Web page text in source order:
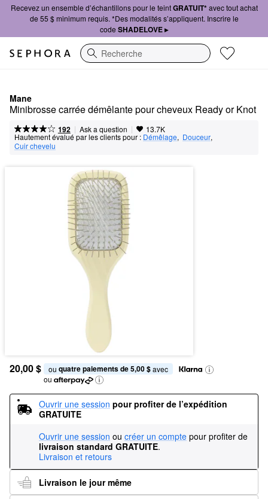
Recevez un ensemble d’échantillons pour le teintGRATUIT*avec tout achat
de 55 $ minimum requis. *Des modalités s’appliquent. Inscrire le
code SHADELOVE ▸
Recherche
Mane
Minibrosse carrée démêlante pour cheveux Ready or Knot
192 | Ask a question | 13.7K
Hautement évalué par les clients pour : Démêlage, Douceur,
Cuir chevelu
20,00 $ ou quatre paiements de 5,00 $ avec
ou
Ouvrir une session pour profiter de l’expédition
GRATUITE
Ouvrir une session ou créer un compte pour profiter de
livraison standard GRATUITE.
Livraison et retours
Livraison le jour même